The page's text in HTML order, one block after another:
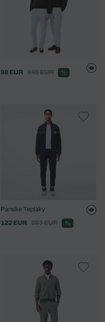
98 EUR 140 EUR %
Pánske Tepláky
122 EUR
203 EUR %